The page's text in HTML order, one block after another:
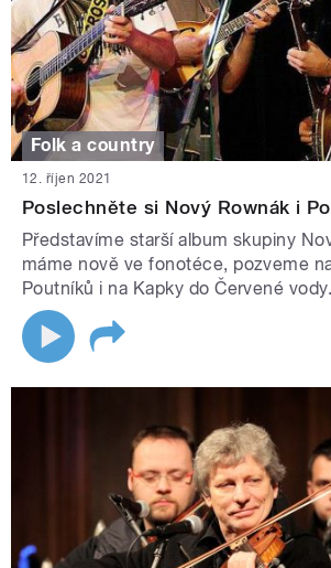
Folk a country
12. říjen 2021
Poslechněte si Nový Rownák i
Představíme starší album skupiny
máme nově ve fonotéce, pozveme
Poutníků i na Kapky do Červené vody.